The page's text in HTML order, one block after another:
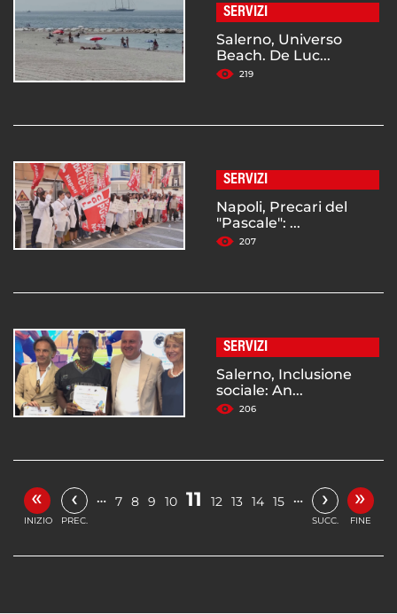
SERVIZI
Salerno, Universo
Beach. De Luc...
219
SERVIZI
Napoli, Precari del
"Pascale": ...
207
SERVIZI
Salerno, Inclusione
sociale: An...
206
«
INIZIO
‹
PREC.
… 7 8 9 10 11 12 13 14 15 … ›
SUCC.
»
FINE